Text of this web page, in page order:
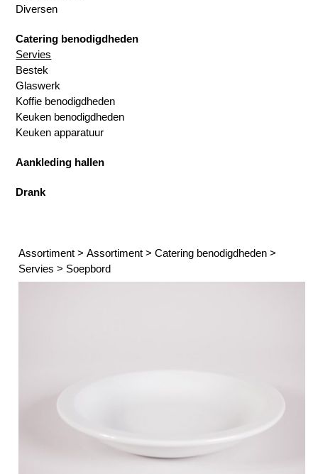
Diversen
Catering benodigdheden
Servies
Bestek
Glaswerk
Koffie benodigdheden
Keuken benodigdheden
Keuken apparatuur
Aankleding hallen
Drank
Assortiment >Assortiment >Catering benodigdheden >
Servies > Soepbord